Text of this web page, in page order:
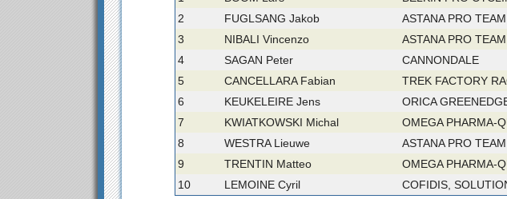
2
FUGLSANG Jakob ASTANA PRO TEAM
3
NIBALI Vincenzo ASTANA PRO TEAM
4
SAGAN Peter CANNONDALE
5
CANCELLARA Fabian TREK FACTORY
6
KEUKELEIRE Jens ORICA
7
KWIATKOWSKI Michal OMEGA PHARMA-
8
WESTRA Lieuwe ASTANA PRO TEAM
9
TRENTIN Matteo OMEGA PHARMA-
10
LEMOINE Cyril COFIDIS,